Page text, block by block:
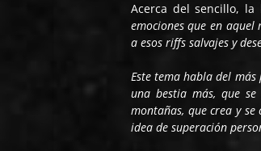
Acerca del sencillo,
emociones que en
a esos riffs salvajes y
Este tema habla del
una bestia más, que
montañas, que crea y
idea de superación